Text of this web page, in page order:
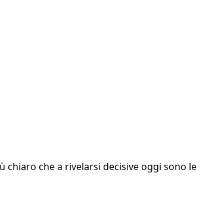
che a rivelarsi decisive oggi sono le